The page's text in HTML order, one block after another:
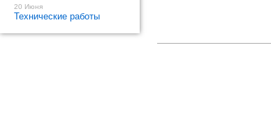
20 Июня
Технические работы